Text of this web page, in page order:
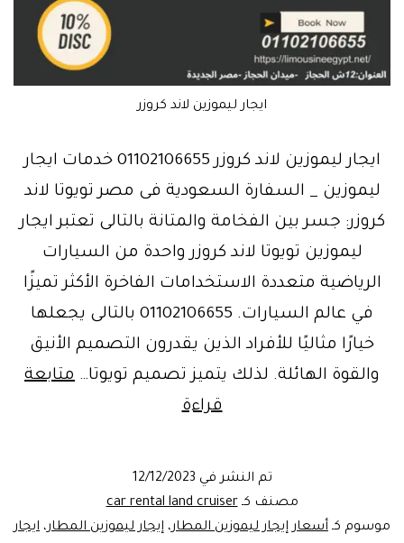
ايجار ليموزين لاند كروزر
ايجار ليموزين لاند كروزر 01102106655 خدمات ايجار
ليموزين _ السفارة السعودية فى مصر تويوتا لاند
كروزر: جسر بين الفخامة والمتانة بالتالى تعتبر ايجار
ليموزين تويوتا لاند كروزر واحدة من السيارات
الرياضية متعددة الاستخدامات الفاخرة الأكثر تميزًا
في عالم السيارات. 01102106655 بالتالى يجعلها
خيارًا مثاليًا للأفراد الذين يقدرون التصميم الأنيق
والقوة الهائلة. لذلك يتميز تصميم تويوتا… متابعة
قراءة
ليموزين
_
السفارة
تم النشر في 12/12/2023
مصنف كـcar rental land cruiser
موسوم كـ أسعار إيجار ليموزين المطار، إيجار ليموزين المطار، ايجار